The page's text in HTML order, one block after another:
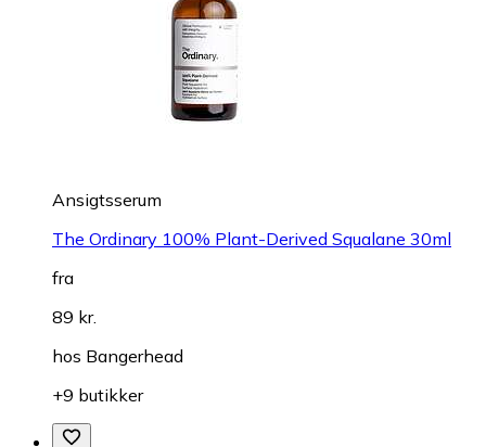
Ansigtsserum
The Ordinary 100% Plant-Derived Squalane 30ml
fra
89 kr.
hos Bangerhead
+9 butikker